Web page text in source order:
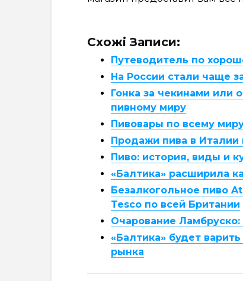
Схожі Записи:
Путеводитель по
На России стали чаще
Гонка за чекинами или
пивному миру
Пивовары по всему
Продажи пива в Италии
Пиво: история, виды и
«Балтика» расширила
Безалкогольное пиво
Tesco по всей Британии
Очарование
«Балтика» будет
рынка